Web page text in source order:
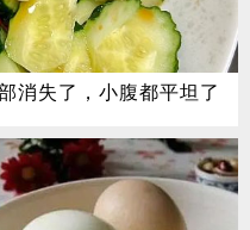
消失了，小腹都平坦了